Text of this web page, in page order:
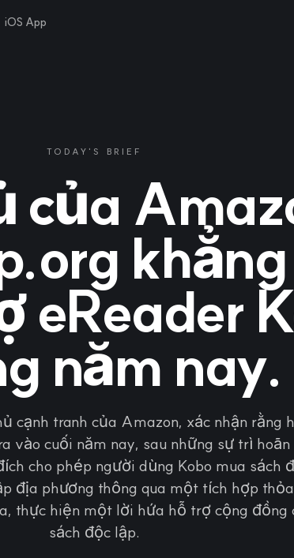
iOS App
TODAY'S BRIEF
của
eReader
năm nay.
cạnh tranh của Amazon, xác nhận rằng
vào cuối năm nay, sau những sự trì hoãn
cho phép người dùng Kobo mua sách
địa phương thông qua một tích hợp
thực hiện một lời hứa hỗ trợ cộng đồng
sách độc lập.